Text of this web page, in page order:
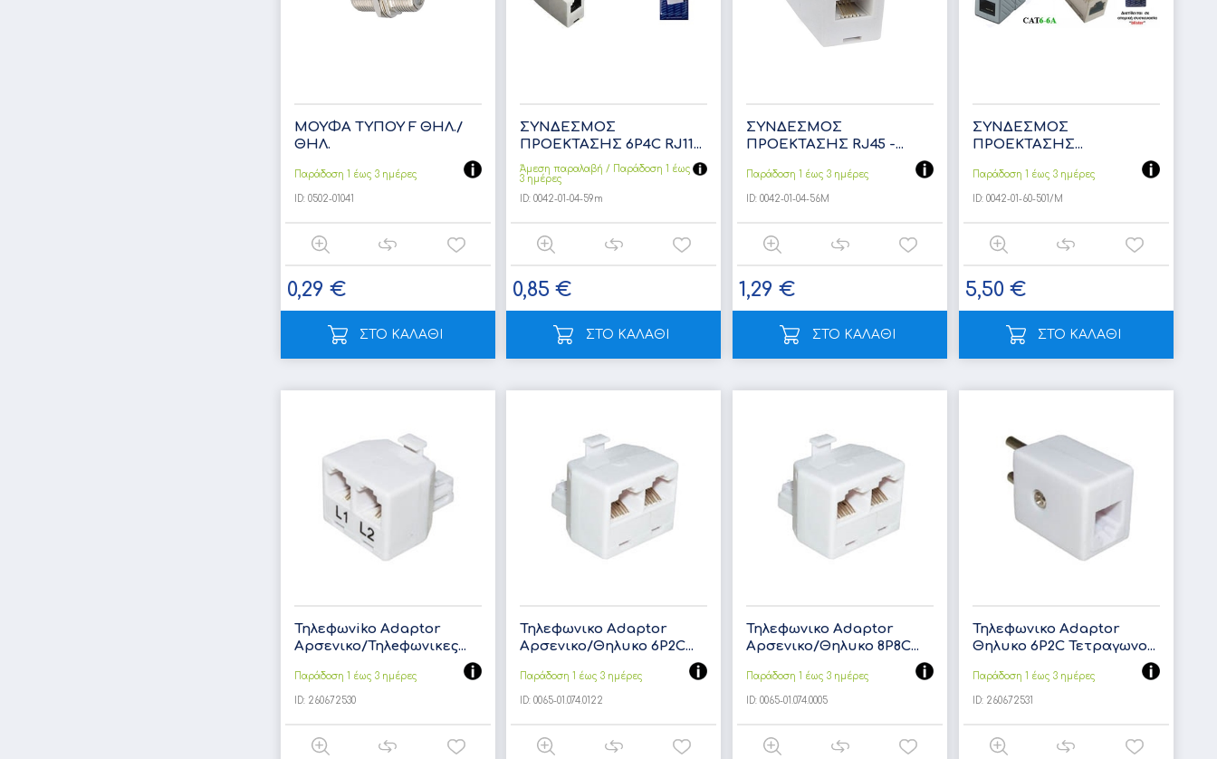
ΜΟΥΦΑ ΤΥΠΟΥ F ΘΗΛ./
ΘΗΛ.
Παράδοση 1 έως 3 ημέρες
ID:0502-01041
0,29 €
ΣΤΟ ΚΑΛΑΘΙ
ΣΥΝΔΕΣΜΟΣ
ΠΡΟΕΚΤΑΣΗΣ 6P4C RJ11...
Άμεση παραλαβή / Παράδoση 1 έως
3 ημέρες
ID: 0042-01-04-59m
0,85 €
ΣΤΟ ΚΑΛΑΘΙ
ΣΥΝΔΕΣΜΟΣ
ΠΡΟΕΚΤΑΣΗΣ RJ45 -...
Παράδοση 1 έως 3 ημέρες
ID: 0042-01-04-56Μ
1,29 €
ΣΤΟ ΚΑΛΑΘΙ
ΣΥΝΔΕΣΜΟΣ
ΠΡΟΕΚΤΑΣΗΣ...
Παράδοση 1 έως 3 ημέρες
ID:0042-01-60-501/Μ
5,50 €
ΣΤΟ ΚΑΛΑΘΙ
Τηλεφωνiko Adaptor
Αρσενικο/Τηλeφωνικες...
Παράδοση 1 έως 3 ημέρες
ID:260672530
Τηλεφωνικο Adaptor
Αρσενικο/Θηλυκο 6P2C...
Παράδοση 1 έως 3 ημέρες
ID: 0065-01.074.0122
Τηλεφωνικο Adaptor
Αρσενικο/Θηλυκο 8P8C...
Παράδοση 1 έως 3 ημέρες
ID: 0065-01.074.0005
Τηλεφωνικο Adaptor
Θηλυκο 6P2C Τετραγωνο...
Παράδοση 1 έως 3 ημέρες
ID:260672531